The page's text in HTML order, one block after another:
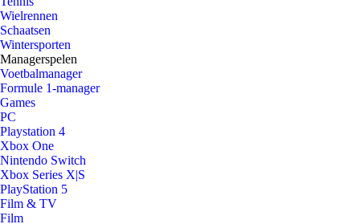
Wielrennen
Schaatsen
Wintersporten
Managerspelen
Voetbalmanager
Formule 1-manager
Games
PC
Playstation 4
Xbox One
Nintendo Switch
Xbox Series X|S
PlayStation 5
Film & TV
Film